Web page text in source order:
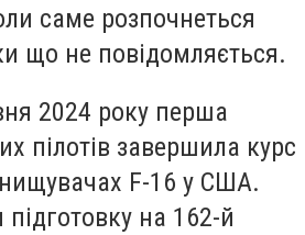
саме розпочнеться
що не повідомляється.
2024 року перша
пілотів завершила курс
F-16 у США.
на 162-й